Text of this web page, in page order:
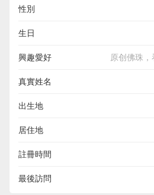
性別
生日
興趣愛好 原创佛珠
真實姓名
出生地
居住地
註冊時間
最後訪問